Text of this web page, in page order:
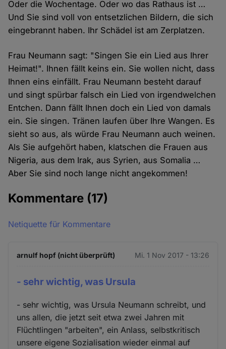
Oder die Wochentage. Oder wo das Rathaus ist …
Und Sie sind voll von entsetzlichen Bildern, die sich
eingebrannt haben. Ihr Schädel ist am Zerplatzen.
Frau Neumann sagt: "Singen Sie ein Lied aus Ihrer
Heimat!". Ihnen fällt keins ein. Sie wollen nicht, dass
Ihnen eins einfällt. Frau Neumann besteht darauf
und singt spürbar falsch ein Lied von irgendwelchen
Entchen. Dann fällt Ihnen doch ein Lied von damals
ein. Sie singen. Tränen laufen über Ihre Wangen. Es
sieht so aus, als würde Frau Neumann auch weinen.
Als Sie aufgehört haben, klatschen die Frauen aus
Nigeria, aus dem Irak, aus Syrien, aus Somalia …
Aber Sie sind noch lange nicht angekommen!
Kommentare (17)
Netiquette für Kommentare
arnulf hopf (nicht überprüft) Mi. 1 Nov 2017 - 13:26
- sehr wichtig, was Ursula
- sehr wichtig, was Ursula Neumann schreibt, und
uns allen, die jetzt seit etwa zwei Jahren mit
Flüchtlingen "arbeiten", ein Anlass, selbstkritisch
unsere eigene Sozialisation wieder einmal auf